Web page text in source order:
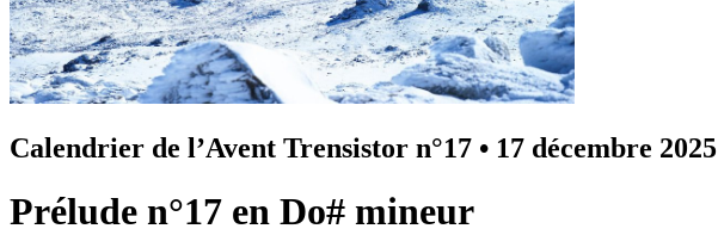
Calendrier de l’Avent Trensistor n°17 • 17 décembre 2025
Prélude n°17 en Do# mineur